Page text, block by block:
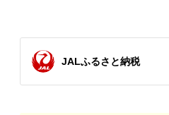
JALふるさと納税